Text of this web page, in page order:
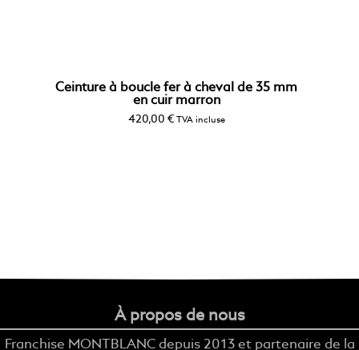
Ceinture à boucle fer à cheval de 35 mm
en cuir marron
420,00 € TVA incluse
À propos de nous
Franchise MONTBLANC depuis 2013 et partenaire de la